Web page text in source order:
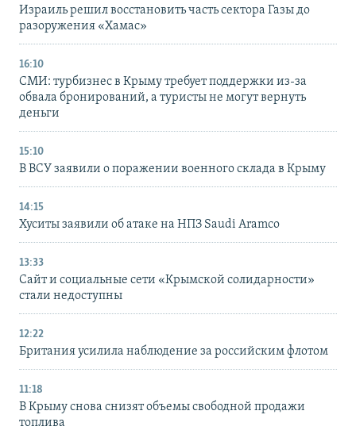
Израиль решил восстановить часть сектора Газы до
разоружения «Хамас»
16:10
СМИ: турбизнес в Крыму требует поддержки из-за
обвала бронирований, а туристы не могут вернуть
деньги
15:10
В ВСУ заявили о поражении военного склада в Крыму
14:15
Хуситы заявили об атаке на НПЗ Saudi Aramco
13:33
Сайт и социальные сети «Крымской солидарности»
стали недоступны
12:22
Британия усилила наблюдение за российским флотом
11:18
В Крыму снова снизят объемы свободной продажи
топлива